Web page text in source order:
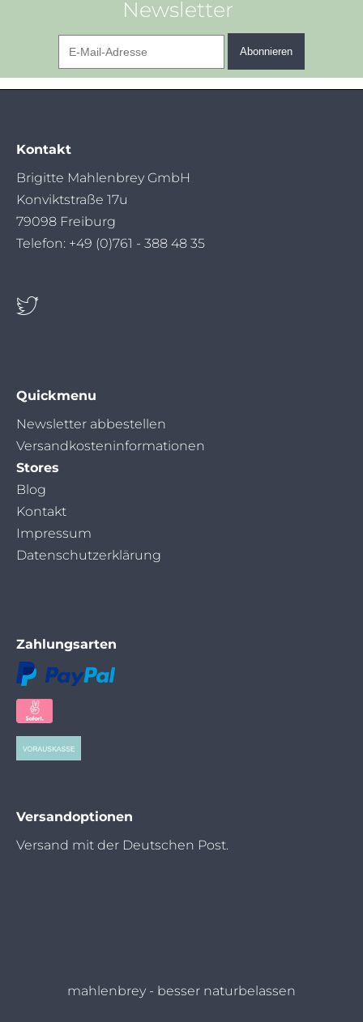
Newsletter
E-
Mail-
Adresse
Abonnieren
Kontakt
Brigitte Mahlenbrey GmbH
Konviktstraße 17u
79098 Freiburg
Telefon: +49 (0)761 - 388 48 35
Quickmenu
Navigation
überspringen
Newsletter abbestellen
Versandkosteninformationen
Stores
Blog
Kontakt
Impressum
Datenschutzerklärung
Zahlungsarten
Versandoptionen
Versand mit der Deutschen Post.
mahlenbrey - besser naturbelassen